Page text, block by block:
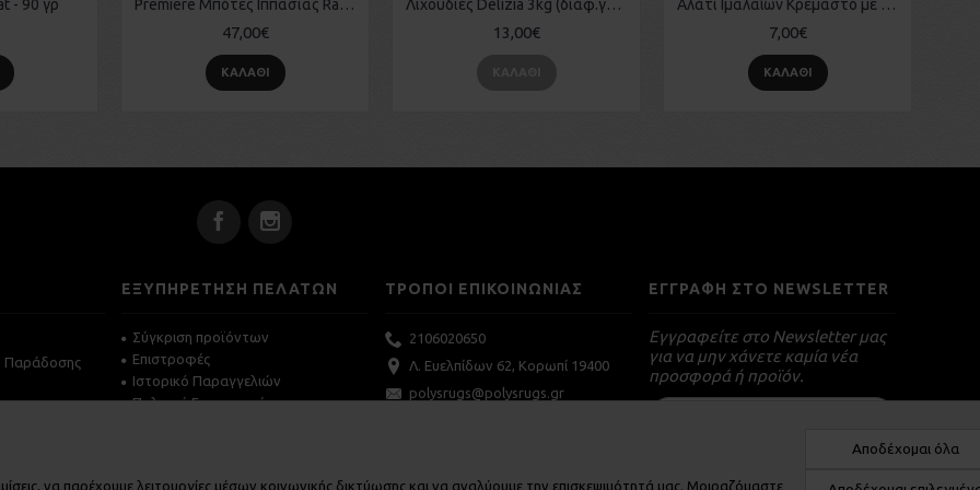
- 90 γρ Premiere Μπότες Ιππασίας Rambler
47,00€
ΚΑΛΆΘΙ
Λιχουδιές Delizia 3kg (διάφ.γεύσεις)
13,00€
Αλάτι Ιμαλαΐων Κρεμαστό με σχοινί (2-2.5kg)
7,00€
ΚΑΛΆΘΙ
Παράδοσης
ΕΞΥΠΗΡΕΤΗΣΗ ΠΕΛΑΤΩΝ
Σύγκριση προϊόντων
Επιστροφές
Ιστορικό Παραγγελιών
Πολιτική Επιστροφών
ΤΡΟΠΟΙ ΕΠΙΚΟΙΝΩΝΙΑΣ
2106020650
Λ. Ευελπίδων 62, Κορωπί 19400
polysrugs@polysrugs.gr
ΕΓΓΡΑΦΉ ΣΤΟ NEWSLETTER
Εγγραφείτε στο Newsletter μας
για να μην χάνετε καμία νέα
προσφορά ή προϊόν.
να παρέχουμε λειτουργίες μέσων κοινωνικής δικτύωσης και να αναλύουμε την επισκεψιμότητά μας. Μοιραζόμαστε
Αποδέχομαι όλα